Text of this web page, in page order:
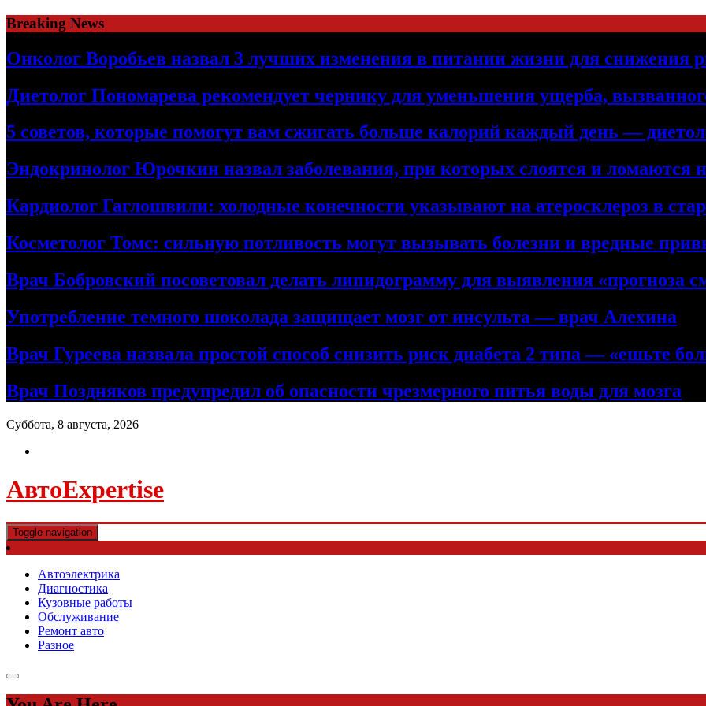
Skip
to
content
Breaking News
Онколог Воробьев назвал 3 лучших изменения в питании жизни для снижения
Диетолог Пономарева рекомендует чернику для уменьшения ущерба,
5 советов, которые помогут вам сжигать больше калорий каждый день —
Эндокринолог Юрочкин назвал заболевания, при которых слоятся и ломаются
Кардиолог Гаглошвили: холодные конечности указывают на атеросклероз в
Косметолог Томс: сильную потливость могут вызывать болезни и вредные
Врач Бобровский посоветовал делать липидограмму для выявления «прогноза
Употребление темного шоколада защищает мозг от инсульта — врач Алехина
Врач Гуреева назвала простой способ снизить риск диабета 2 типа — «ешьте
Врач Поздняков предупредил об опасности чрезмерного питья воды для мозга
Суббота, 8 августа, 2026
АвтоExpertise
Toggle navigation
Автоэлектрика
Диагностика
Кузовные работы
Обслуживание
Ремонт авто
Разное